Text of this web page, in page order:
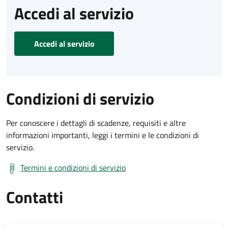
Accedi al servizio
Accedi al servizio
Condizioni di servizio
Per conoscere i dettagli di scadenze, requisiti e altre
informazioni importanti, leggi i termini e le condizioni di
servizio.
Termini e condizioni di servizio
Contatti